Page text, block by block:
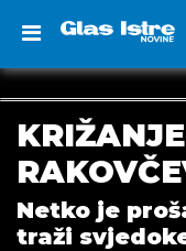
Netko je
traži